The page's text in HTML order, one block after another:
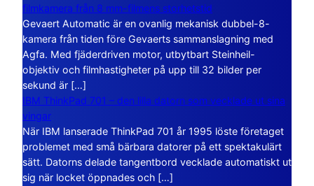
filmkamera från 8 mm-filmens storhetstid
Gevaert Automatic är en ovanlig mekanisk dubbel-8-
kamera från tiden före Gevaerts sammanslagning med
Agfa. Med fjäderdriven motor, utbytbart Steinheil-
objektiv och filmhastigheter på upp till 32 bilder per
sekund är […]
IBM ThinkPad 701 – den lilla datorn som vecklade ut sina
vingar
När IBM lanserade ThinkPad 701 år 1995 löste företaget
problemet med små bärbara datorer på ett spektakulärt
sätt. Datorns delade tangentbord vecklade automatiskt ut
sig när locket öppnades och […]